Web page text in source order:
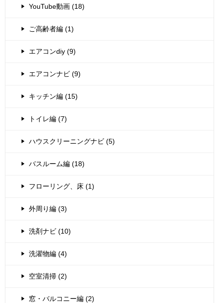
YouTube動画 (18)
ご高齢者編 (1)
エアコンdiy (9)
エアコンナビ (9)
キッチン編 (15)
トイレ編 (7)
ハウスクリーニングナビ (5)
バスルーム編 (18)
フローリング、床 (1)
外周り編 (3)
洗剤ナビ (10)
洗濯物編 (4)
空室清掃 (2)
窓・バルコニー編 (2)